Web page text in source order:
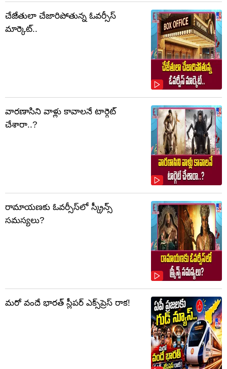
చేజేతులా చేజారిపోతున్న ఓవర్సీస్
మార్కెట్..
వారణాసిని వాళ్లు కావాలనే టార్గెట్
చేశారా..?
రామాయణకు ఓవర్సీస్‌లో స్క్రీన్స్
సమస్యలు?
మరో వందే భారత్ స్లీపర్ ఎక్స్‌ప్రెస్ రాక!